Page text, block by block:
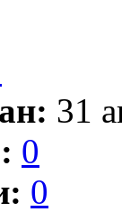
31
0
0